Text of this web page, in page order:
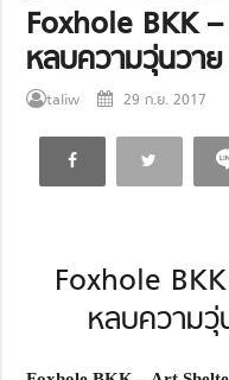
Foxhole BKK
หลบความวุ่นวา
taliw 29 ก.ย. 2017
Foxhole
หลบความ